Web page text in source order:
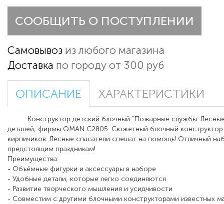
СООБЩИТЬ О ПОСТУПЛЕНИИ
Самовывоз из любого магазина
Доставка по городу от 300 руб
ОПИСАНИЕ ХАРАКТЕРИСТИКИ
Конструктор детский блочный "Пожарные службы: Лесные
деталей, фирмы QMAN C2805. Сюжетный блочный конструктор
кирпичиков. Лесные спасатели спешат на помощь! Отличный
предстоящим праздникам!
Преимущества:
- Объёмные фигурки и аксессуары в наборе
- Удобные детали, которые легко соединяются
- Развитие творческого мышления и усидчивости
- Совместим с другими блочными конструкторами известных